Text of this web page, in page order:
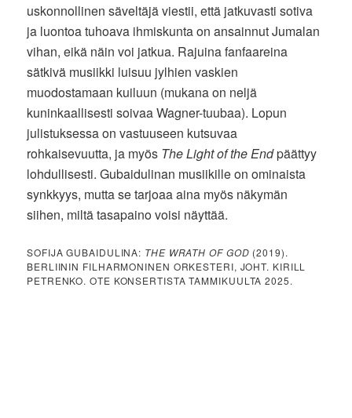
uskonnollinen säveltäjä viestii, että jatkuvasti sotiva
ja luontoa tuhoava ihmiskunta on ansainnut Jumalan
vihan, eikä näin voi jatkua. Rajuina fanfaareina
sätkivä musiikki luisuu jylhien vaskien
muodostamaan kuiluun (mukana on neljä
kuninkaallisesti soivaa Wagner-tuubaa). Lopun
julistuksessa on vastuuseen kutsuvaa
rohkaisevuutta, ja myös The Light of the Endpäättyy
lohdullisesti. Gubaidulinan musiikille on ominaista
synkkyys, mutta se tarjoaa aina myös näkymän
siihen, miltä tasapaino voisi näyttää.
SOFIJA GUBAIDULINA: THE WRATH OF GOD (2019).
BERLIININ FILHARMONINEN ORKESTERI, JOHT. KIRILL
PETRENKO. OTE KONSERTISTA TAMMIKUULTA 2025.